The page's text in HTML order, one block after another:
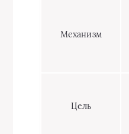
Механизм
Цель